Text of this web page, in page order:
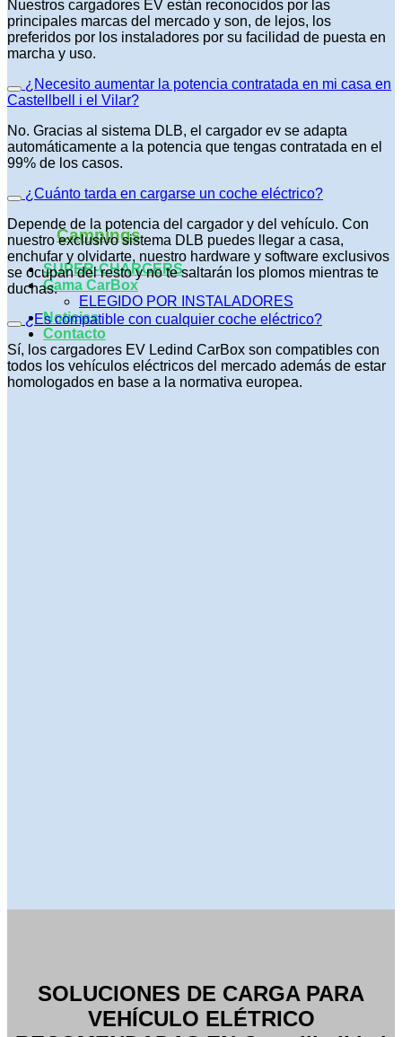
Campings
SUPER-CHARGERS
Gama CarBox
ELEGIDO POR INSTALADORES
Noticias
Contacto
Nuestros cargadores EV están reconocidos por las
principales marcas del mercado y son, de lejos, los
preferidos por los instaladores por su facilidad de puesta en
marcha y uso.
¿Necesito aumentar la potencia contratada en mi casa en
Castellbell i el Vilar?
No. Gracias al sistema DLB, el cargador ev se adapta
automáticamente a la potencia que tengas contratada en el
99% de los casos.
¿Cuánto tarda en cargarse un coche eléctrico?
Depende de la potencia del cargador y del vehículo. Con
nuestro exclusivo sistema DLB puedes llegar a casa,
enchufar y olvidarte, nuestro hardware y software exclusivos
se ocupan del resto y no te saltarán los plomos mientras te
duchas.
¿Es compatible con cualquier coche eléctrico?
Sí, los cargadores EV Ledind CarBox son compatibles con
todos los vehículos eléctricos del mercado además de estar
homologados en base a la normativa europea.
SOLUCIONES DE CARGA PARA
VEHÍCULO ELÉTRICO